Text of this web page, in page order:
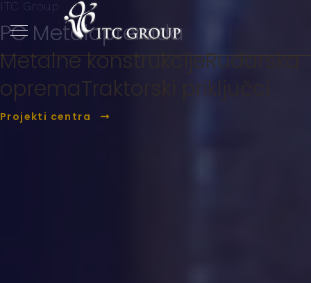
ITC Group
PC Metaloprerada
Metalne konstrukcijeRudarska
opremaTraktorski priključci
Projekti centra